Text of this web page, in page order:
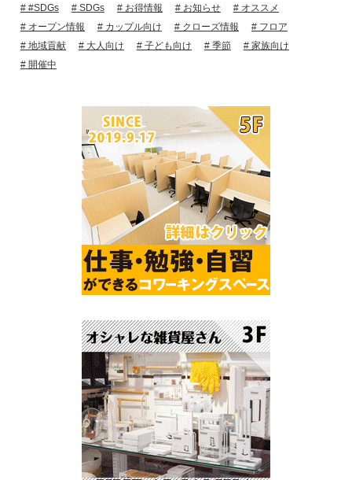
#SDGs SDGs お得情報 お知らせ
オススメ
オープン情報
カップル向け クローズ情報
フロア
地域貢献
大人向け 子ども向け 季節
家族向け
開催中